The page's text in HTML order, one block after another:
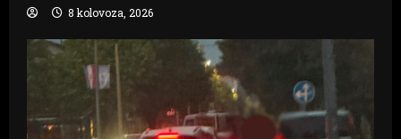
8 kolovoza, 2026